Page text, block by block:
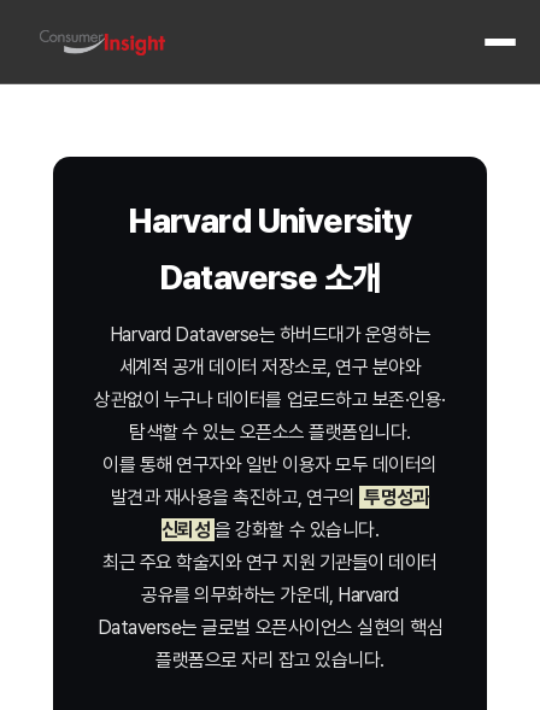
전체
Harvard University
Dataverse 소개
Harvard Dataverse는 하버드대가 운영하는
세계적 공개 데이터 저장소로, 연구 분야와
상관없이 누구나 데이터를 업로드하고 보존·인용·
탐색할 수 있는 오픈소스 플랫폼입니다.
이를 통해 연구자와 일반 이용자 모두 데이터의
발견과 재사용을 촉진하고, 연구의
투명성과
신뢰성 을 강화할 수 있습니다.
최근 주요 학술지와 연구 지원 기관들이 데이터
공유를 의무화하는 가운데, Harvard
Dataverse는 글로벌 오픈사이언스 실현의 핵심
플랫폼으로 자리 잡고 있습니다.